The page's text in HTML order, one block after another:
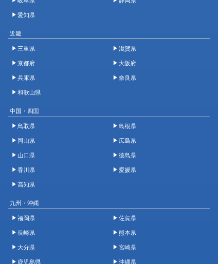
愛知県
近畿
三重県
滋賀県
京都府
大阪府
兵庫県
奈良県
和歌山県
中国・四国
鳥取県
島根県
岡山県
広島県
山口県
徳島県
香川県
愛媛県
高知県
九州・沖縄
福岡県
佐賀県
長崎県
熊本県
大分県
宮崎県
鹿児島県
沖縄県